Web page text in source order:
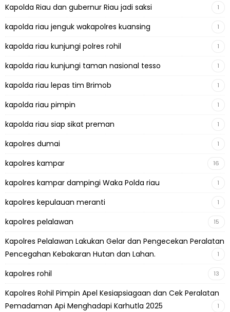
Kapolda Riau dan gubernur Riau jadi saksi 1
kapolda riau jenguk wakapolres kuansing 1
kapolda riau kunjungi polres rohil 1
kapolda riau kunjungi taman nasional tesso 1
kapolda riau lepas tim Brimob 1
kapolda riau pimpin 1
kapolda riau siap sikat preman 1
kapolres dumai 1
kapolres kampar 16
kapolres kampar dampingi Waka Polda riau 1
kapolres kepulauan meranti 1
kapolres pelalawan 15
Kapolres Pelalawan Lakukan Gelar dan Pengecekan Peralatan
Pencegahan Kebakaran Hutan dan Lahan.
1
kapolres rohil 13
Kapolres Rohil Pimpin Apel Kesiapsiagaan dan Cek Peralatan
Pemadaman Api Menghadapi Karhutla 2025
1